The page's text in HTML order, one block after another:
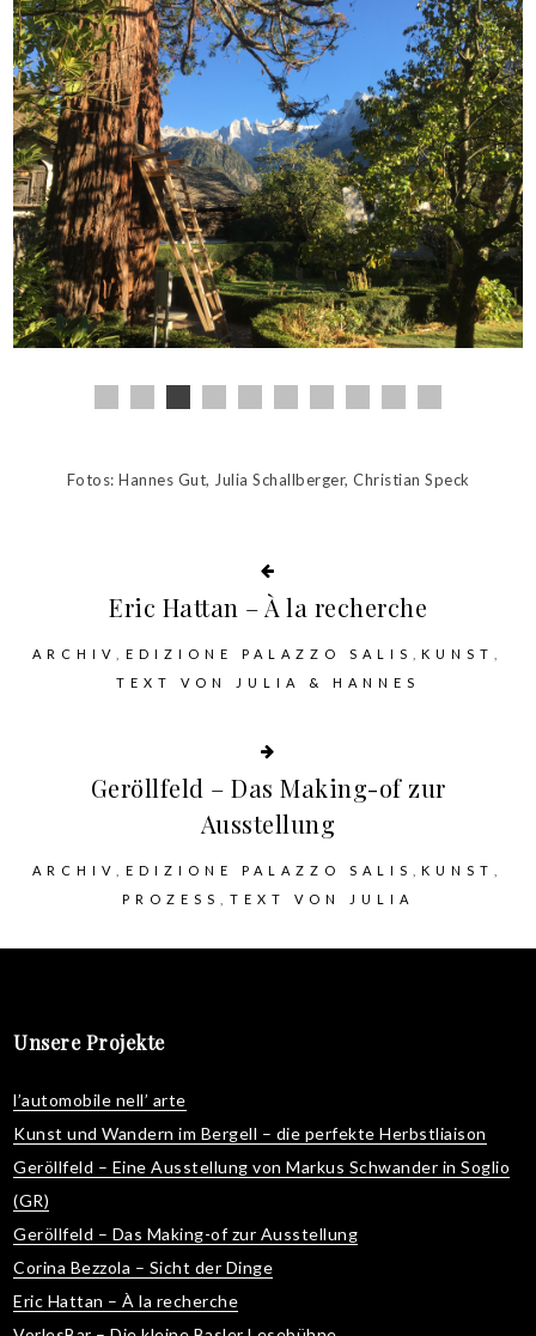
Fotos: Hannes Gut, Julia Schallberger, Christian Speck
Eric Hattan – À la recherche
ARCHIV EDIZIONE PALAZZO SALIS
KUNST
TEXT VON JULIA & HANNES
Geröllfeld – Das Making-of zur
Ausstellung
ARCHIV EDIZIONE PALAZZO SALIS
KUNST
PROZESS
TEXT VON JULIA
Unsere Projekte
l’automobile nell’ arte
Kunst und Wandern im Bergell – die perfekte Herbstliaison
Geröllfeld – Eine Ausstellung von Markus Schwander in Soglio
(GR)
Geröllfeld – Das Making-of zur Ausstellung
Corina Bezzola – Sicht der Dinge
Eric Hattan – À la recherche